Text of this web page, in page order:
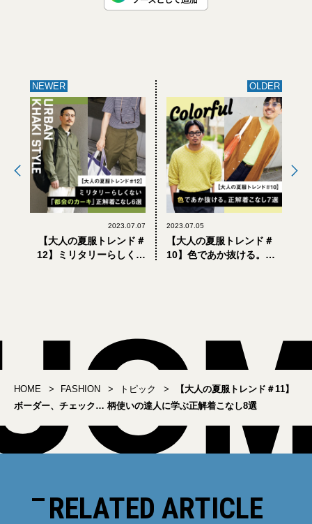
NEWER
2023.07.07
【大人の夏服トレンド＃
12】ミリタリーらしくな
OLDER
2023.07.05
【大人の夏服トレンド＃
10】色であか抜ける。正
HOME FASHION トピック
【大人の夏服トレンド＃11】
ボーダー、チェック… 柄使いの達人に学ぶ正解着こなし8選
RELATED ARTICLE